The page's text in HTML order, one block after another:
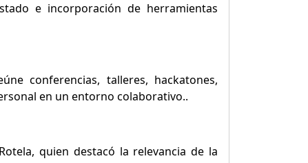
e incorporación de herramientas
conferencias, talleres, hackatones,
en un entorno colaborativo..
quien destacó la relevancia de la